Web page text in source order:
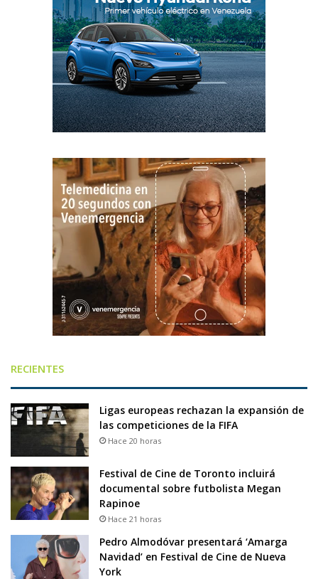
RECIENTES
Ligas europeas rechazan la expansión de
las competiciones de la FIFA
Hace 20 horas
Festival de Cine de Toronto incluirá
documental sobre futbolista Megan
Rapinoe
Hace 21 horas
Pedro Almodóvar presentará ‘Amarga
Navidad’ en Festival de Cine de Nueva
York